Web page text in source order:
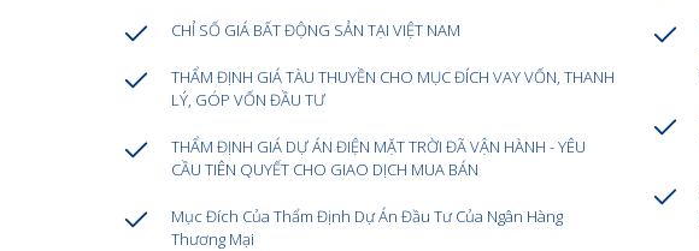
CHỈ SỐ GIÁ BẤT ĐỘNG SẢN TẠI VIỆT NAM
THẨM ĐỊNH GIÁ TÀU THUYỀN CHO MỤC ĐÍCH VAY VỐN, THANH
LÝ, GÓP VỐN ĐẦU TƯ
THẨM ĐỊNH GIÁ DỰ ÁN ĐIỆN MẶT TRỜI ĐÃ VẬN HÀNH - YÊU
CẦU TIÊN QUYẾT CHO GIAO DỊCH MUA BÁN
Mục Đích Của Thẩm Định Dự Án Đầu Tư Của Ngân Hàng
Thương Mại